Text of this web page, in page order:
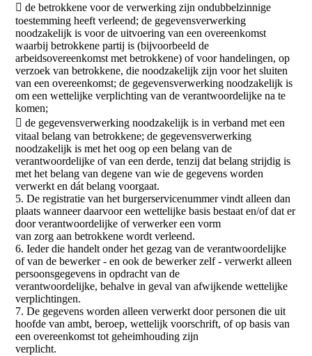
 de betrokkene voor de verwerking zijn ondubbelzinnige
toestemming heeft verleend; de gegevensverwerking
noodzakelijk is voor de uitvoering van een overeenkomst
waarbij betrokkene partij is (bijvoorbeeld de
arbeidsovereenkomst met betrokkene) of voor handelingen, op
verzoek van betrokkene, die noodzakelijk zijn voor het sluiten
van een overeenkomst; de gegevensverwerking noodzakelijk is
om een wettelijke verplichting van de verantwoordelijke na te
komen;
 de gegevensverwerking noodzakelijk is in verband met een
vitaal belang van betrokkene; de gegevensverwerking
noodzakelijk is met het oog op een belang van de
verantwoordelijke of van een derde, tenzij dat belang strijdig is
met het belang van degene van wie de gegevens worden
verwerkt en dát belang voorgaat.
5. De registratie van het burgerservicenummer vindt alleen dan
plaats wanneer daarvoor een wettelijke basis bestaat en/of dat er
door verantwoordelijke of verwerker een vorm
van zorg aan betrokkene wordt verleend.
6. Ieder die handelt onder het gezag van de verantwoordelijke
of van de bewerker - en ook de bewerker zelf - verwerkt alleen
persoonsgegevens in opdracht van de
verantwoordelijke, behalve in geval van afwijkende wettelijke
verplichtingen.
7. De gegevens worden alleen verwerkt door personen die uit
hoofde van ambt, beroep, wettelijk voorschrift, of op basis van
een overeenkomst tot geheimhouding zijn
verplicht.